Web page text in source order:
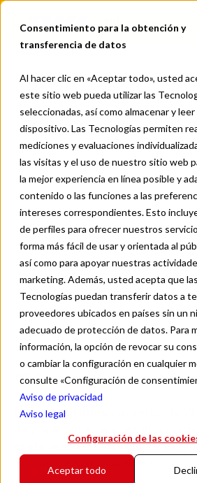
Consentimiento para la obtención y
transferencia de datos
Al hacer clic en «Aceptar todo», usted
este sitio web pueda utilizar las
seleccionadas, así como almacenar y
dispositivo. Las Tecnologías permiten
mediciones y evaluaciones
las visitas y el uso de nuestro sitio web
la mejor experiencia en línea posible y
contenido o las funciones a las
intereses correspondientes. Esto
de perfiles para ofrecer nuestros
forma más fácil de usar y orientada al
así como para apoyar nuestras
marketing. Además, usted acepta que las
Tecnologías puedan transferir datos a
proveedores ubicados en países sin un
adecuado de protección de datos. Para
información, la opción de revocar su
o cambiar la configuración en cualquier
consulte «Configuración de
Aviso de privacidad
Aviso legal
Configuración de las
Aceptar todo
DHL Pymes
Contenido
Servicios
Contáctanos
10 cosas que
considerar
emprender un
Haz decidido dar el
convertir esa idea en un
Hemos recopilado
ayudarán a encontrar el
éxito.
#1 Conoce el mercado
Los negocios tienen que ver con la
muy apasionado que sea tu
existe una demanda legítima para
cosas que deberías considerar: